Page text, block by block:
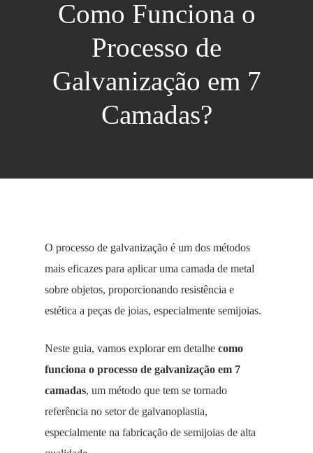
Como Funciona o
Processo de
Galvanização em 7
Camadas?
O processo de galvanização é um dos métodos
mais eficazes para aplicar uma camada de metal
sobre objetos, proporcionando resistência e
estética a peças de joias, especialmente semijoias.
Neste guia, vamos explorar em detalhe como
funciona o processo de galvanização em 7
camadas, um método que tem se tornado
referência no setor de galvanoplastia,
especialmente na fabricação de semijoias de alta